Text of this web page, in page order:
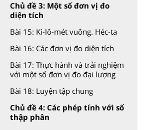
Chủ đề 3: Một số đơn vị đo
diện tích
Bài 15: Ki-lô-mét vuông. Héc-ta
Bài 16: Các đơn vị đo diện tích
Bài 17: Thực hành và trải nghiệm
với một số đơn vị đo đại lượng
Bài 18: Luyện tập chung
Chủ đề 4: Các phép tính với số
thập phân